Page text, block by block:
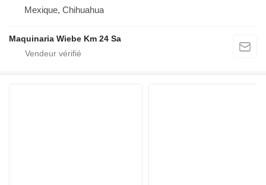
Mexique, Chihuahua
Maquinaria Wiebe Km 24 Sa